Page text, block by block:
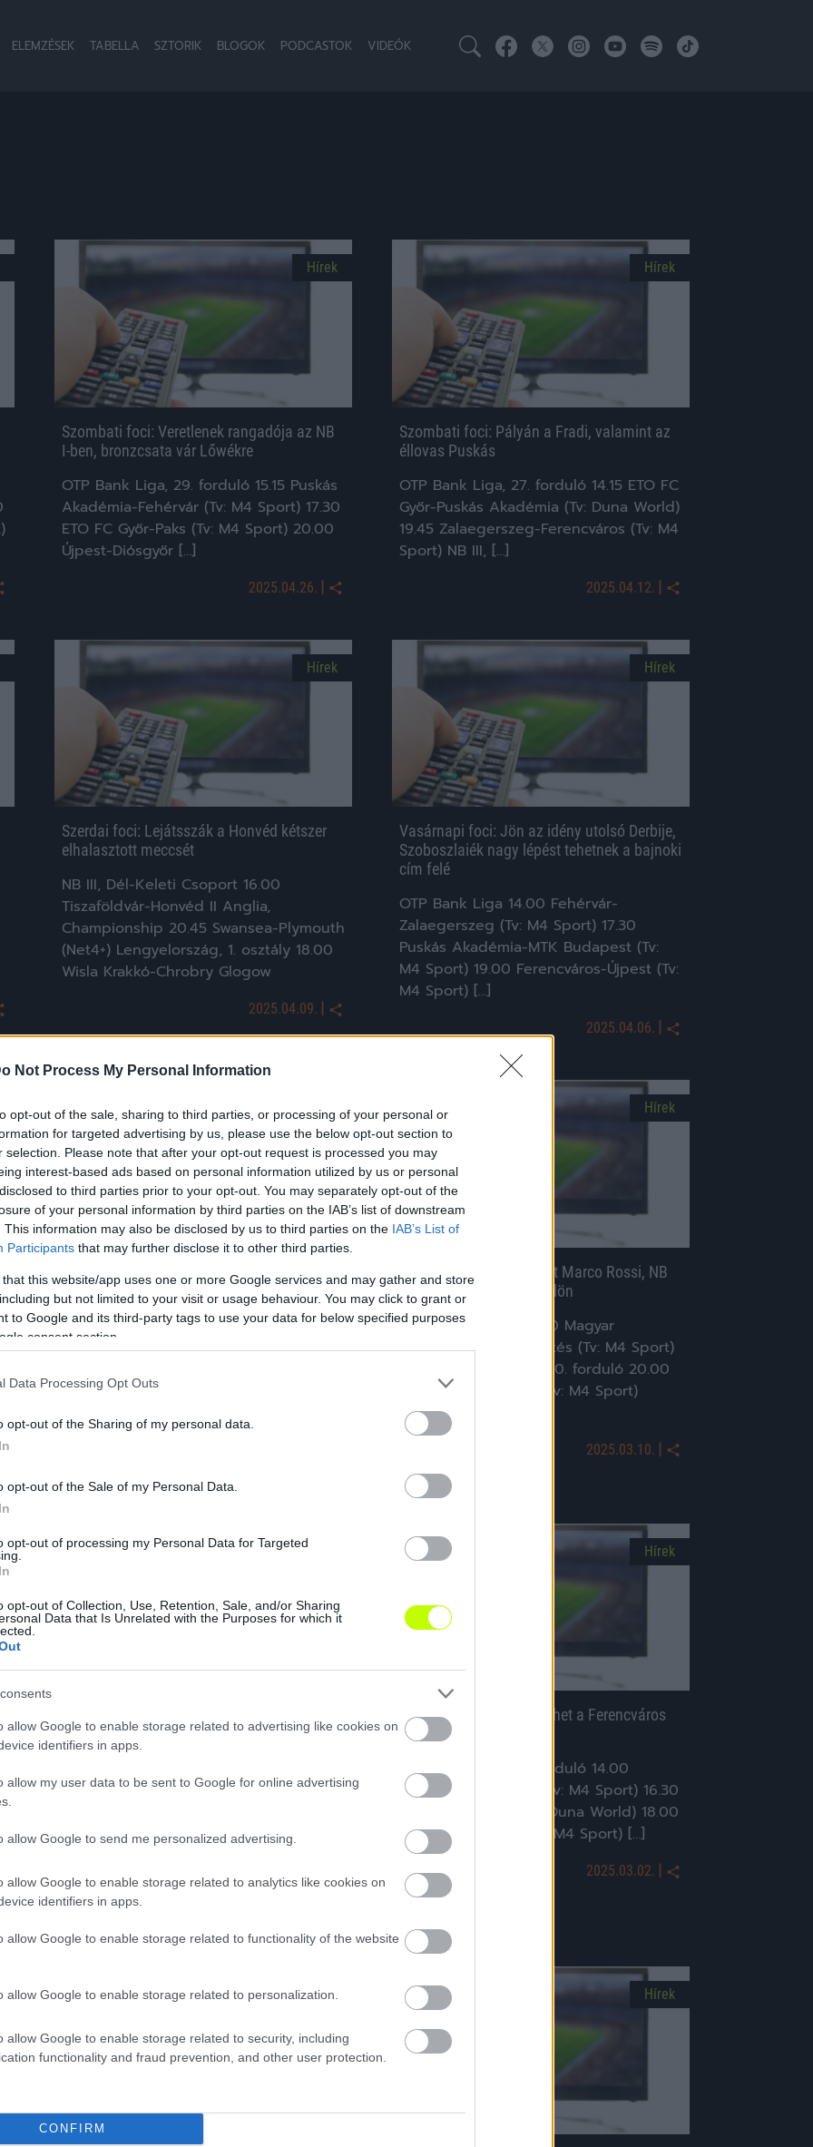
Not Process My Personal Information
opt-out of the sale, sharing to third parties, or processing of your personal or
for targeted advertising by us, please use the below opt-out section to
selection. Please note that after your opt-out request is processed you may
interest-based ads based on personal information utilized by us or personal
to third parties prior to your opt-out. You may separately opt-out of the
of your personal information by third parties on the IAB’s list of downstream
This information may also be disclosed by us to third parties on the IAB’s List of
Participants that may further disclose it to other third parties.
that this website/app uses one or more Google services and may gather and store
but not limited to your visit or usage behaviour. You may click to grant or
to Google and its third-party tags to use your data for below specified purposes
consent section.
Data Processing Opt Outs
opt-out of the Sharing of my personal data.
opt-out of the Sale of my Personal Data.
opt-out of processing my Personal Data for Targeted
opt-out of Collection, Use, Retention, Sale, and/or Sharing
Data that Is Unrelated with the Purposes for which it
allow Google to enable storage related to advertising like cookies on
identifiers in apps.
allow my user data to be sent to Google for online advertising
allow Google to send me personalized advertising.
allow Google to enable storage related to analytics like cookies on
identifiers in apps.
allow Google to enable storage related to functionality of the website
allow Google to enable storage related to personalization.
allow Google to enable storage related to security, including
functionality and fraud prevention, and other user protection.
CONFIRM
ELEMZÉSEK TABELLA SZTORIK BLOGOK PODCASTOK VIDEÓK
Hírek
Szombati foci: Veretlenek rangadója az NB
I-ben, bronzcsata vár Lőwékre
OTP Bank Liga, 29. forduló 15.15 Puskás
Akadémia-Fehérvár (Tv: M4 Sport) 17.30
ETO FC Győr-Paks (Tv: M4 Sport) 20.00
Újpest-Diósgyőr […]
2025.04.26. |
Hírek
Szombati foci: Pályán a Fradi, valamint az
éllovas Puskás
OTP Bank Liga, 27. forduló 14.15 ETO FC
Győr-Puskás Akadémia (Tv: Duna World)
19.45 Zalaegerszeg-Ferencváros (Tv: M4
Sport) NB III, […]
2025.04.12. |
Hírek
Szerdai foci: Lejátsszák a Honvéd kétszer
elhalasztott meccsét
NB III, Dél-Keleti Csoport 16.00
Tiszaföldvár-Honvéd II Anglia,
Championship 20.45 Swansea-Plymouth
(Net4+) Lengyelország, 1. osztály 18.00
Wisla Krakkó-Chrobry Glogow
2025.04.09. |
Hírek
Vasárnapi foci: Jön az idény utolsó Derbije,
Szoboszlaiék nagy lépést tehetnek a bajnoki
cím felé
OTP Bank Liga 14.00 Fehérvár-
Zalaegerszeg (Tv: M4 Sport) 17.30
Puskás Akadémia-MTK Budapest (Tv:
M4 Sport) 19.00 Ferencváros-Újpest (Tv:
M4 Sport) […]
2025.04.06. |
Hírek
Csütörtöki foci: Sorsolnak a Magyar
Kupában, kialakul a legjobb négy mezőnye
MOL Magyar Kupa 19.00 Az elődöntő
sorsolása (Tv: M4 Sport) 19.30 MTK
Svájc, Szuperliga 20.30 […]
2025.04.03.
Hírek
Hétfői foci: Keretet hirdet Marco Rossi, NB
II-es rangadó Angyalföldön
Nemzetek Ligája 13.00 Magyar
válogatott kerethirdetés (Tv: M4 Sport)
Merkantil Bank Liga, 20. forduló 20.00
Vasas-Kozármisleny (Tv: M4 Sport)
Spanyolország, […]
2025.03.10. |
Hírek
Mislenyben
Kozármisleny-Kisvárda (Tv: M4 Sport)
Rakow-Lechia Gdnask Lengyelország,
Termalica […]
Hírek
Vasárnapi foci: csökkenhet a Ferencváros
hátránya
OTP Bank Liga, 22. forduló 14.00
Debrecen-Fehérvár (Tv: M4 Sport) 16.30
Kecskemét-Paks (Tv: Duna World) 18.00
Ferencváros-Győr (Tv: M4 Sport) […]
2025.03.02. |
Hírek Hírek